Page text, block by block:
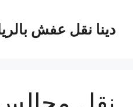
المحتوىدينا نقل عفش